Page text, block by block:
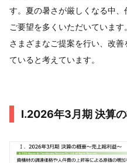
す。夏の暑さが厳しくなる中
ご要望を多くいただいていま
さまざまなご提案を行い、改
ていると考えています。
I.2026年3月期 決算